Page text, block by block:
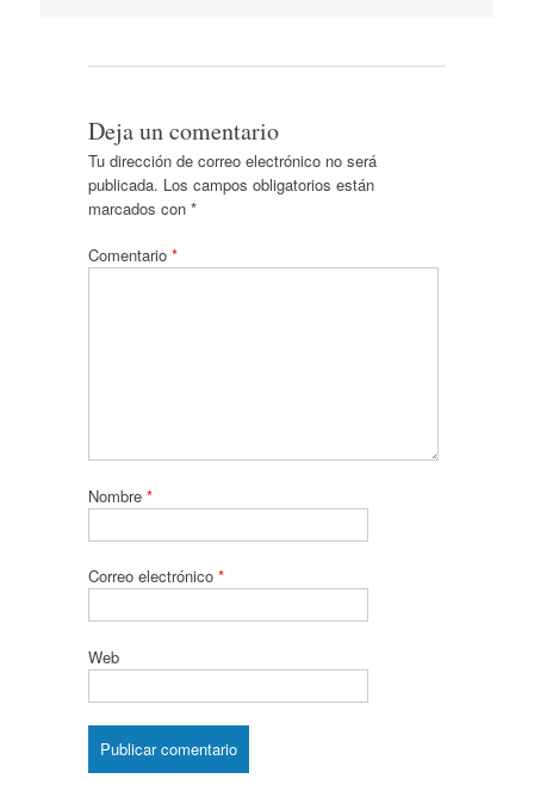
Deja un comentario
Tu dirección de correo electrónico no será
publicada. Los campos obligatorios están
marcados con *
Comentario *
Nombre *
Correo electrónico *
Web